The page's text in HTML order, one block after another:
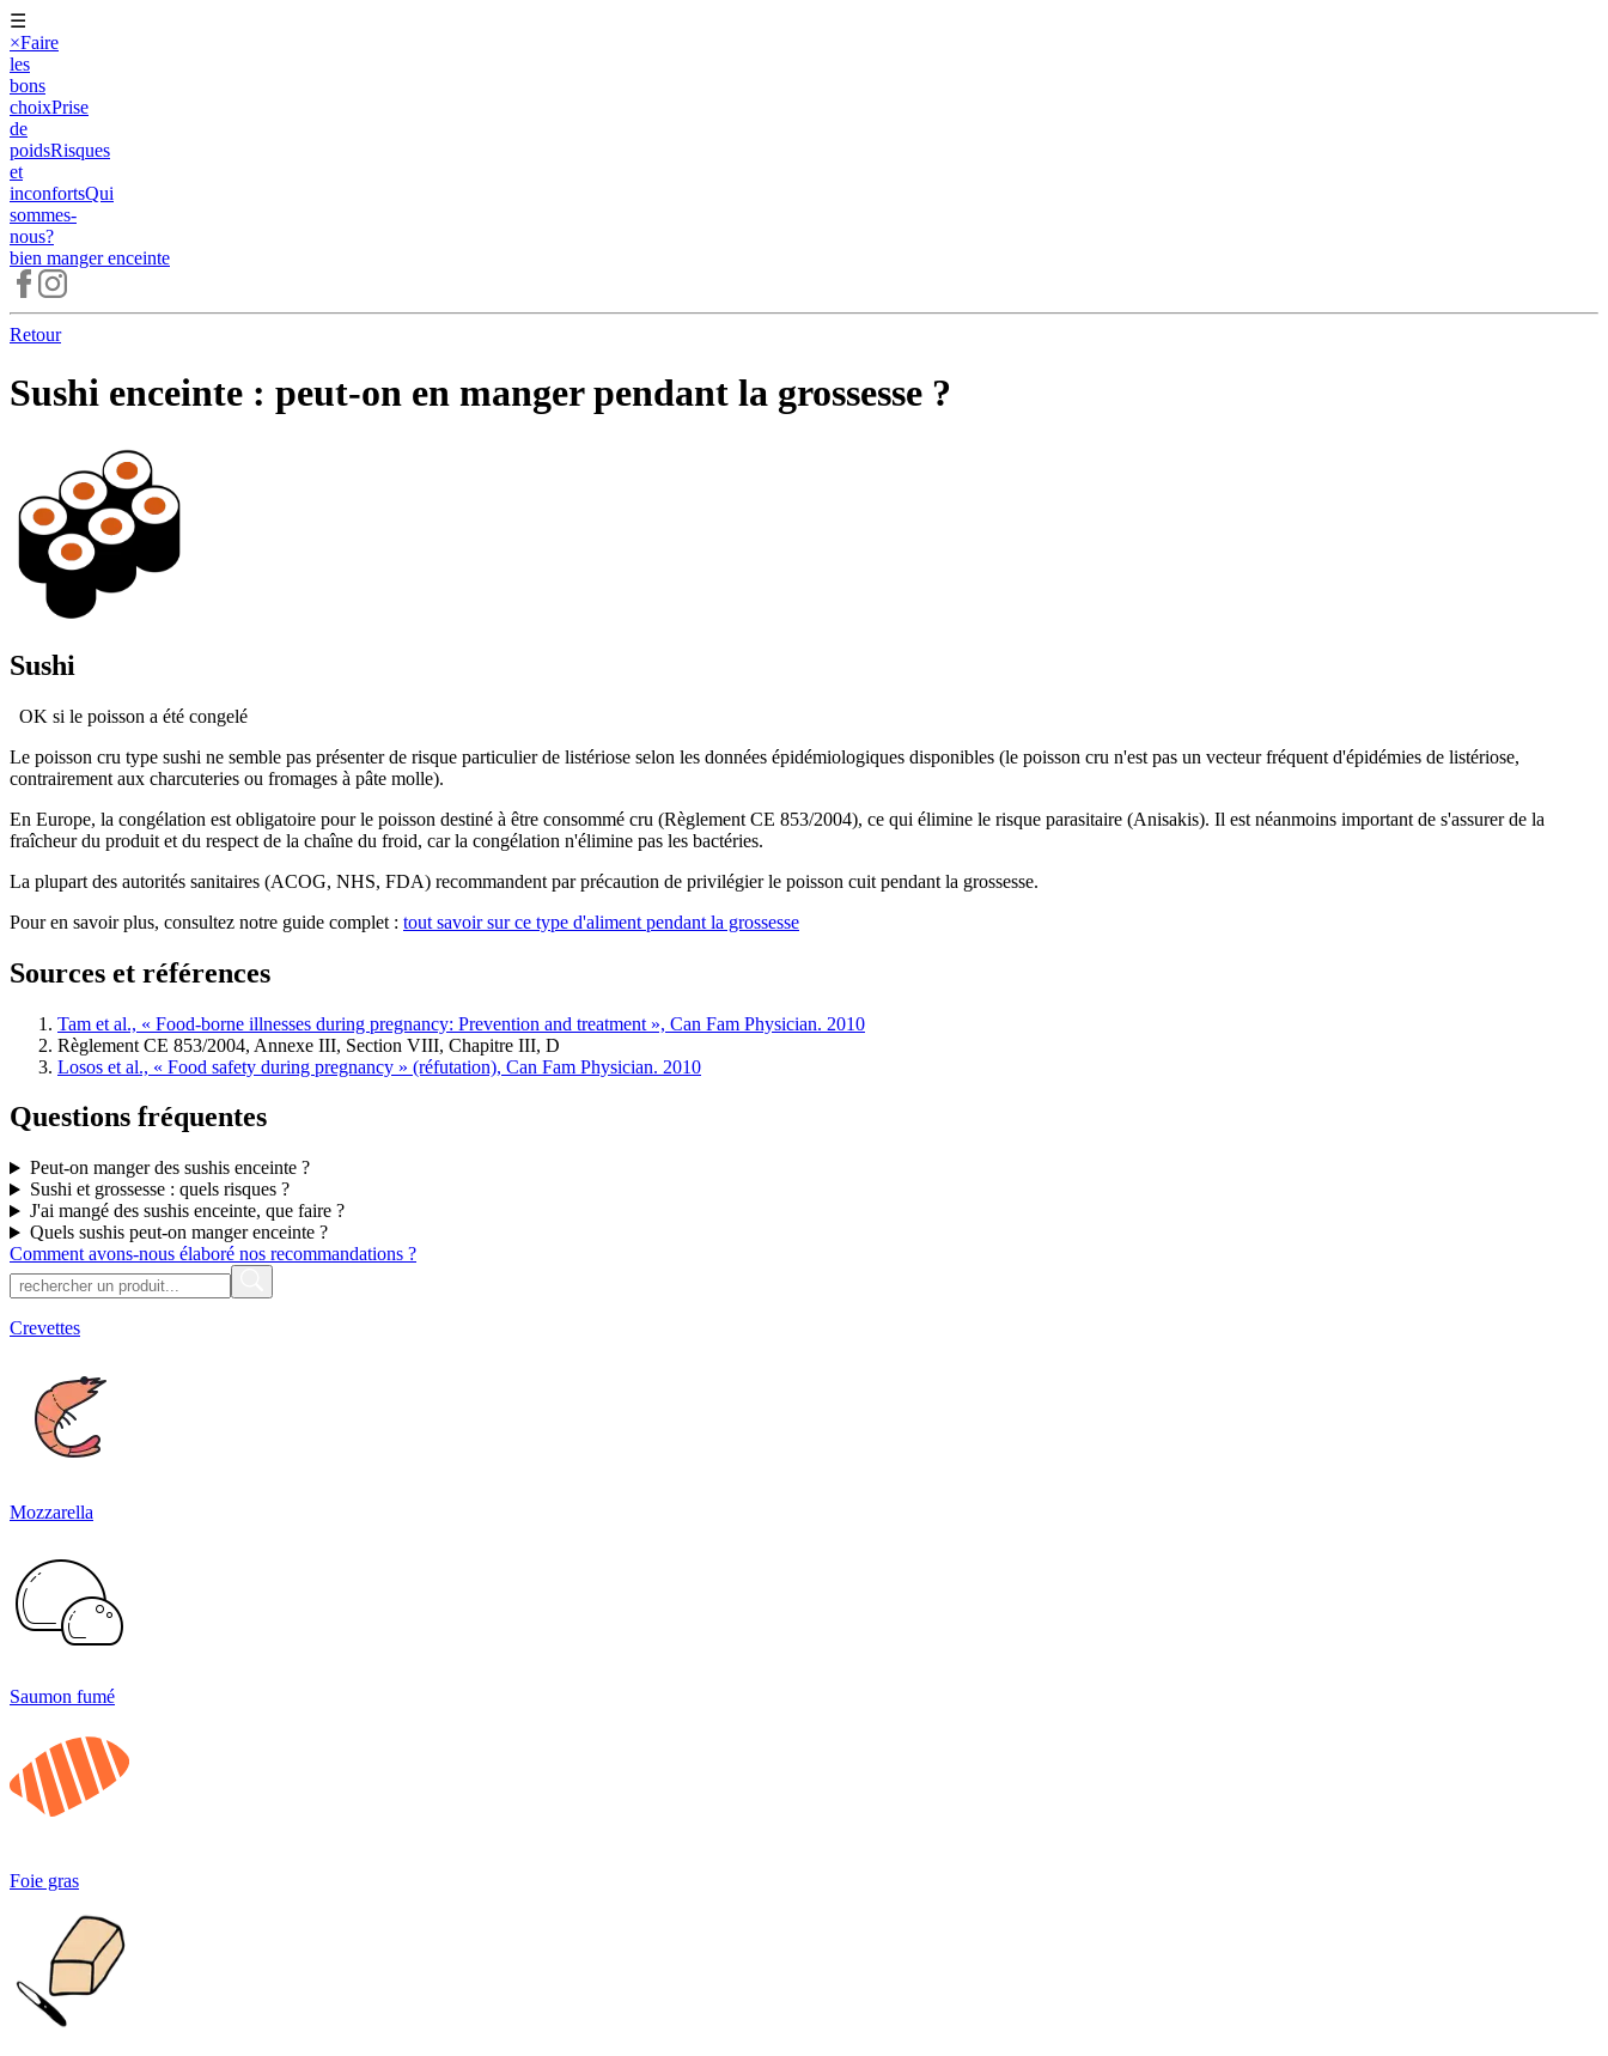
☰
×Faire
les
bons
choixPrise
de
poidsRisques
et
inconfortsQui
sommes-
nous?
bien manger enceinte
Retour
Sushi enceinte : peut-on en manger pendant la grossesse ?
Sushi
OK si le poisson a été congelé
Le poisson cru type sushi ne semble pas présenter de risque particulier de listériose selon les données épidémiologiques disponibles (le poisson cru n'est pas un vecteur fréquent d'épidémies de listériose,
contrairement aux charcuteries ou fromages à pâte molle).
En Europe, la congélation est obligatoire pour le poisson destiné à être consommé cru (Règlement CE 853/2004), ce qui élimine le risque parasitaire (Anisakis). Il est néanmoins important de s'assurer de la
fraîcheur du produit et du respect de la chaîne du froid, car la congélation n'élimine pas les bactéries.
La plupart des autorités sanitaires (ACOG, NHS, FDA) recommandent par précaution de privilégier le poisson cuit pendant la grossesse.
Pour en savoir plus, consultez notre guide complet : tout savoir sur ce type d'aliment pendant la grossesse
Sources et références
Tam et al., « Food-borne illnesses during pregnancy: Prevention and treatment », Can Fam Physician. 2010
Règlement CE 853/2004, Annexe III, Section VIII, Chapitre III, D
Losos et al., « Food safety during pregnancy » (réfutation), Can Fam Physician. 2010
Questions fréquentes
Peut-on manger des sushis enceinte ?
Sushi et grossesse : quels risques ?
J'ai mangé des sushis enceinte, que faire ?
Quels sushis peut-on manger enceinte ?
Comment avons-nous élaboré nos recommandations ?
Crevettes
Mozzarella
Saumon fumé
Foie gras